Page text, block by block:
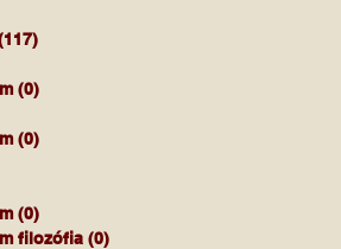
(0)
(0)
(0)
filozófia (0)